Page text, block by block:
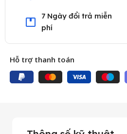
7 Ngày đổi trả miễn
phí
Hỗ trợ thanh toán